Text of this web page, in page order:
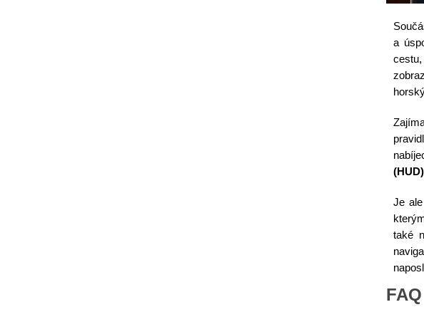
a
cestu,
(HUD)
Je
také
FAQ